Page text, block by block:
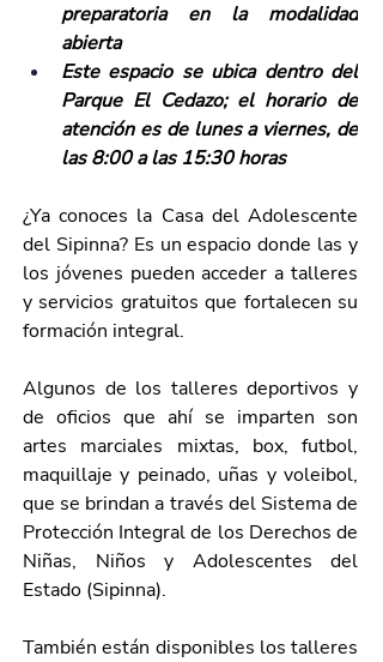
preparatoria en la modalidad
abierta
Este espacio se ubica dentro del
Parque El Cedazo; el horario de
atención es de lunes a viernes, de
las 8:00 a las 15:30 horas
¿Ya conoces la Casa del Adolescente
del Sipinna? Es un espacio donde las y
los jóvenes pueden acceder a talleres
y servicios gratuitos que fortalecen su
formación integral.
Algunos de los talleres deportivos y
de oficios que ahí se imparten son
artes marciales mixtas, box, futbol,
maquillaje y peinado, uñas y voleibol,
que se brindan a través del Sistema de
Protección Integral de los Derechos de
Niñas, Niños y Adolescentes del
Estado (Sipinna).
También están disponibles los talleres